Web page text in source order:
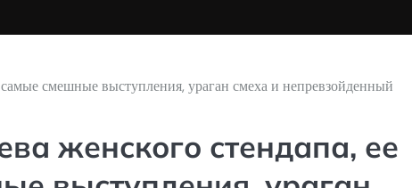
смешные выступления, ураган смеха и непревзойденный
женского стендапа, ее